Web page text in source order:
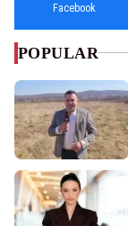
Facebook
POPULAR